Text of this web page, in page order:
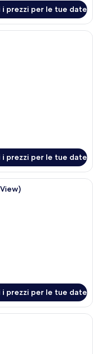
i prezzi per le tue date
con piscina immerso nel
i prezzi per le tue date
camera d'albergo
i prezzi per le tue date